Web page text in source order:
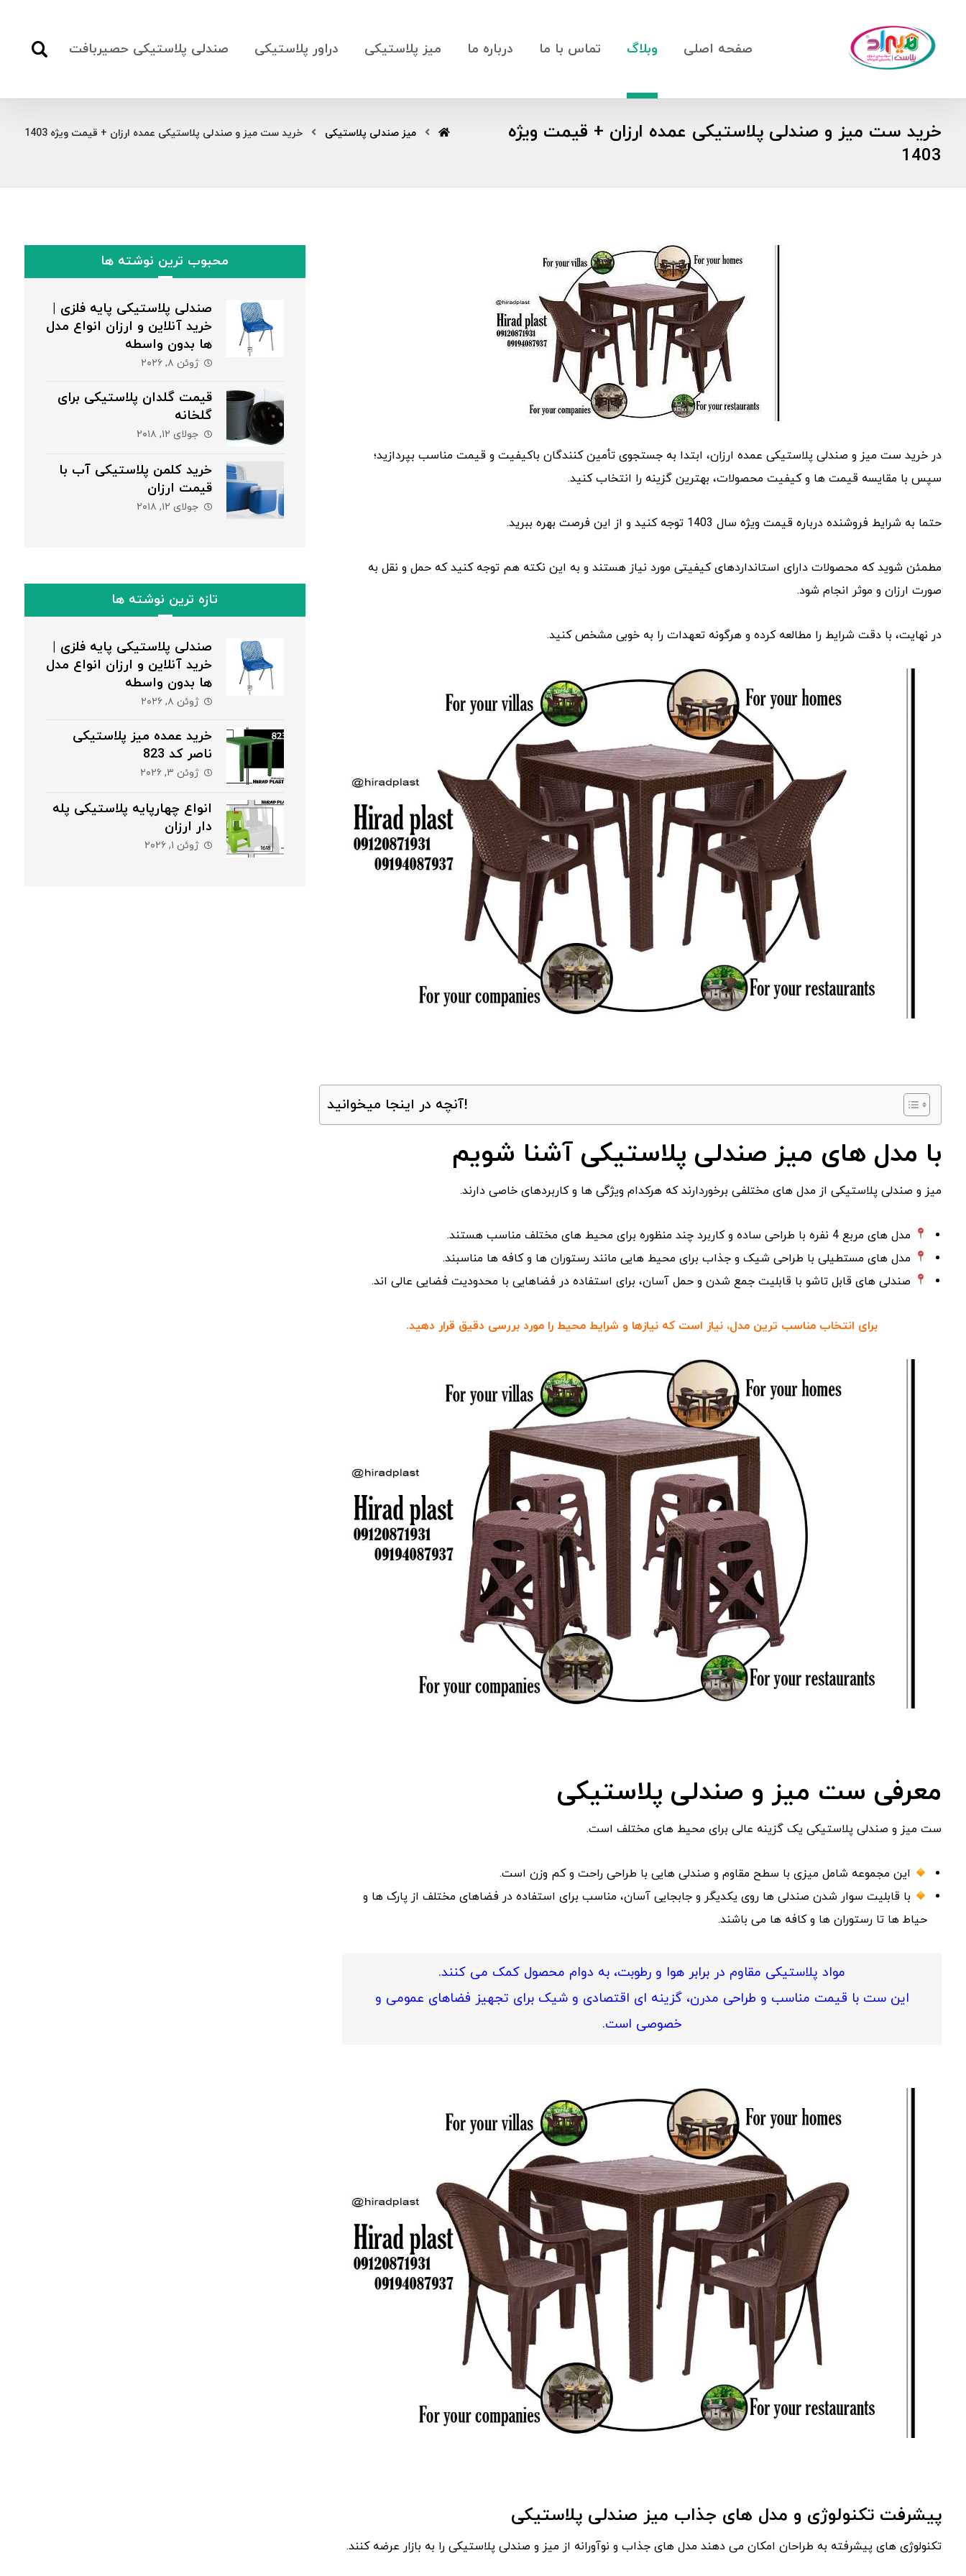
صفحه اصلی وبلاگ تماس با ما درباره ما میز پلاستیکی دراور پلاستیکی صندلی پلاستیکی حصیربافت
خرید ست میز و صندلی پلاستیکی عمده ارزان + قیمت ویژه
1403
میز صندلی پلاستیکی خرید ست میز و صندلی پلاستیکی عمده ارزان + قیمت ویژه 1403
در خرید ست میز و صندلی پلاستیکی عمده ارزان، ابتدا به جستجوی تأمین کنندگان باکیفیت و قیمت مناسب بپردازید؛
سپس با مقایسه قیمت‌ ها و کیفیت محصولات، بهترین گزینه را انتخاب کنید.
حتما به شرایط فروشنده درباره قیمت ویژه سال 1403 توجه کنید و از این فرصت بهره ببرید.
مطمئن شوید که محصولات دارای استانداردهای کیفیتی مورد نیاز هستند و به این نکته هم توجه کنید که حمل و نقل به
صورت ارزان و موثر انجام شود.
در نهایت، با دقت شرایط را مطالعه کرده و هرگونه تعهدات را به‌ خوبی مشخص کنید.
آنچه در اینجا میخوانید!
با مدل های میز صندلی پلاستیکی آشنا شویم
میز و صندلی پلاستیکی از مدل‌ های مختلفی برخوردارند که هرکدام ویژگی‌ ها و کاربردهای خاصی دارند.
مدل‌ های مربع 4 نفره با طراحی ساده و کاربرد چند منظوره برای محیط‌ های مختلف مناسب هستند.
مدل‌ های مستطیلی با طراحی شیک و جذاب برای محیط‌ هایی مانند رستوران‌ ها و کافه‌ ها مناسبند.
صندلی‌ های قابل تاشو با قابلیت جمع‌ شدن و حمل آسان، برای استفاده در فضاهایی با محدودیت فضایی عالی‌ اند.
برای انتخاب مناسب‌ ترین مدل، نیاز است که نیازها و شرایط محیط را مورد بررسی دقیق قرار دهید.
معرفی ست میز و صندلی پلاستیکی
ست میز و صندلی پلاستیکی یک گزینه عالی برای محیط‌ های مختلف است.
این مجموعه شامل میزی با سطح مقاوم و صندلی‌ هایی با طراحی راحت و کم‌ وزن است.
با قابلیت سوار شدن صندلی‌ ها روی یکدیگر و جابجایی آسان، مناسب برای استفاده در فضاهای مختلف از پارک‌ ها و
حیاط‌ ها تا رستوران‌ ها و کافه‌ ها می‌ باشند.
مواد پلاستیکی مقاوم در برابر هوا و رطوبت، به دوام محصول کمک می‌ کنند.
این ست با قیمت مناسب و طراحی مدرن، گزینه‌ ای اقتصادی و شیک برای تجهیز فضاهای عمومی و
خصوصی است.
پیشرفت تکنولوژی و مدل های جذاب میز صندلی پلاستیکی
تکنولوژی‌ های پیشرفته به طراحان امکان می‌ دهند مدل‌ های جذاب و نوآورانه از میز و صندلی پلاستیکی را به بازار عرضه کنند.
محبوب ترین نوشته ها
صندلی پلاستیکی پایه فلزی |
خرید آنلاین و ارزان انواع مدل
ها بدون واسطه
ژوئن ۸, ۲۰۲۶
قیمت گلدان پلاستیکی برای
گلخانه
جولای ۱۲, ۲۰۱۸
خرید کلمن پلاستیکی آب با
قیمت ارزان
جولای ۱۲, ۲۰۱۸
تازه ترین نوشته ها
صندلی پلاستیکی پایه فلزی |
خرید آنلاین و ارزان انواع مدل
ها بدون واسطه
ژوئن ۸, ۲۰۲۶
خرید عمده میز پلاستیکی
ناصر کد 823
ژوئن ۳, ۲۰۲۶
انواع چهارپایه پلاستیکی پله
دار ارزان
ژوئن ۱, ۲۰۲۶